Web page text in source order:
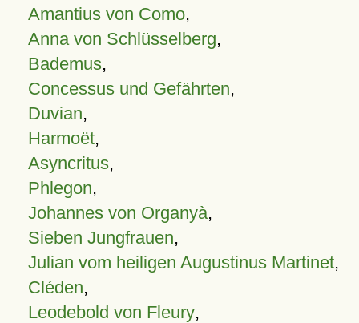
Amantius von Como,
Anna von Schlüsselberg,
Bademus,
Concessus und Gefährten,
Duvian,
Harmoët,
Asyncritus,
Phlegon,
Johannes von Organyà,
Sieben Jungfrauen,
Julian vom heiligen Augustinus Martinet,
Cléden,
Leodebold von Fleury,